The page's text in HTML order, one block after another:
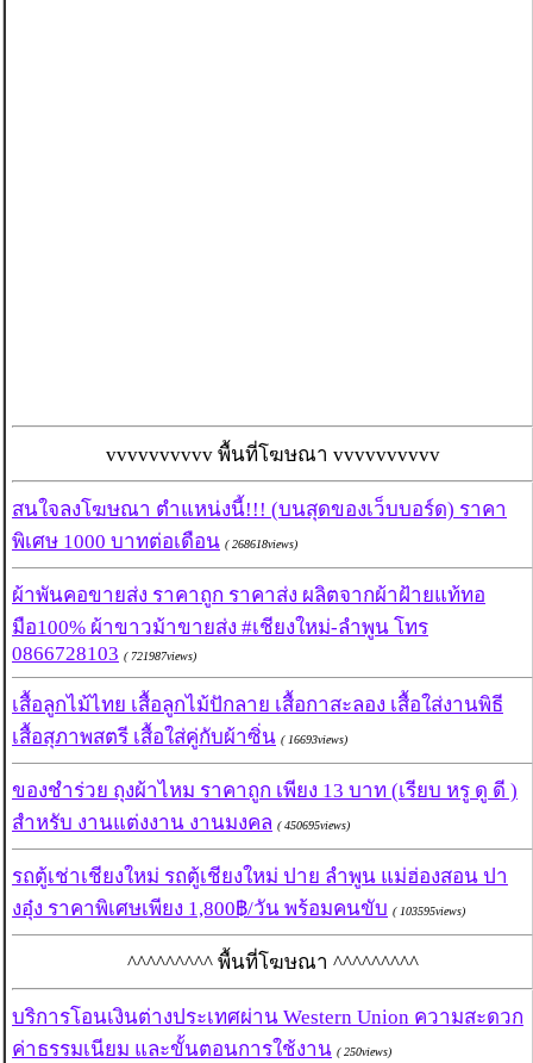
vvvvvvvvvv พื้นที่โฆษณา vvvvvvvvvv
สนใจลงโฆษณา ตำแหน่งนี้!!! (บนสุดของเว็บบอร์ด) ราคา
พิเศษ 1000 บาทต่อเดือน ( 268618views)
ผ้าพันคอขายส่ง ราคาถูก ราคาส่ง ผลิตจากผ้าฝ้ายแท้ทอ
มือ100% ผ้าขาวม้าขายส่ง #เชียงใหม่-ลำพูน โทร
0866728103 ( 721987views)
เสื้อลูกไม้ไทย เสื้อลูกไม้ปักลาย เสื้อกาสะลอง เสื้อใส่งานพิธี
เสื้อสุภาพสตรี เสื้อใส่คู่กับผ้าซิ่น ( 16693views)
ของชำร่วย ถุงผ้าไหม ราคาถูก เพียง 13 บาท (เรียบ หรู ดู ดี )
สำหรับ งานแต่งงาน งานมงคล ( 450695views)
รถตู้เช่าเชียงใหม่ รถตู้เชียงใหม่ ปาย ลำพูน แม่ฮ่องสอน ปา
งอุ๋ง ราคาพิเศษเพียง 1,800฿/วัน พร้อมคนขับ ( 103595views)
^^^^^^^^^ พื้นที่โฆษณา ^^^^^^^^^
บริการโอนเงินต่างประเทศผ่าน Western Union ความสะดวก
ค่าธรรมเนียม และขั้นตอนการใช้งาน ( 250views)